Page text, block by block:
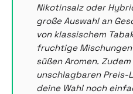
Nikotinsalz oder
große Auswahl an
von klassischem
fruchtige
süßen Aromen.
unschlagbaren Preis-
deine Wahl noch